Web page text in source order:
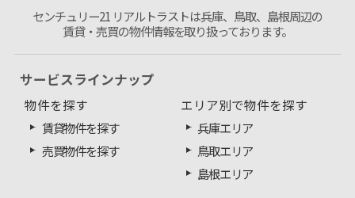
センチュリー21 リアルトラストは兵庫、鳥取、島根周辺の
賃貸・売買の物件情報を取り扱っております。
サービスラインナップ
物件を探す
賃貸物件を探す
売買物件を探す
エリア別で物件を探す
兵庫エリア
鳥取エリア
島根エリア